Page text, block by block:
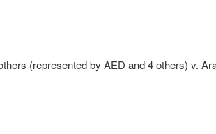
(represented by AED and 4 others) v.